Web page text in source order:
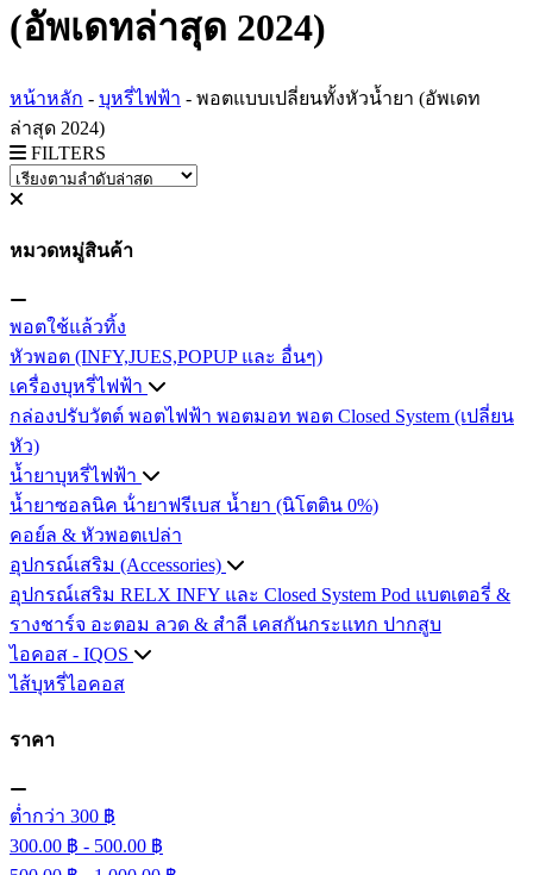
(อัพเดทล่าสุด 2024)
หน้าหลัก - บุหรี่ไฟฟ้า - พอตแบบเปลี่ยนทั้งหัวน้ำยา (อัพเดท
ล่าสุด 2024)
FILTERS
หมวดหมู่สินค้า
พอตใช้แล้วทิ้ง
หัวพอต (INFY,JUES,POPUP และ อื่นๆ)
เครื่องบุหรี่ไฟฟ้า
กล่องปรับวัตต์ พอตไฟฟ้า พอตมอท พอต Closed System (เปลี่ยน
หัว)
น้ำยาบุหรี่ไฟฟ้า
น้ำยาซอลนิค น้ํายาฟรีเบส น้ำยา (นิโตติน 0%)
คอย์ล & หัวพอตเปล่า
อุปกรณ์เสริม (Accessories)
อุปกรณ์เสริม RELX INFY และ Closed System Pod แบตเตอรี่ &
รางชาร์จ อะตอม ลวด ​& สำลี เคสกันกระแทก ปากสูบ
ไอคอส - IQOS
ไส้บุหรี่ไอคอส
ราคา
ต่ำกว่า 300 ฿
300.00 ฿ - 500.00 ฿